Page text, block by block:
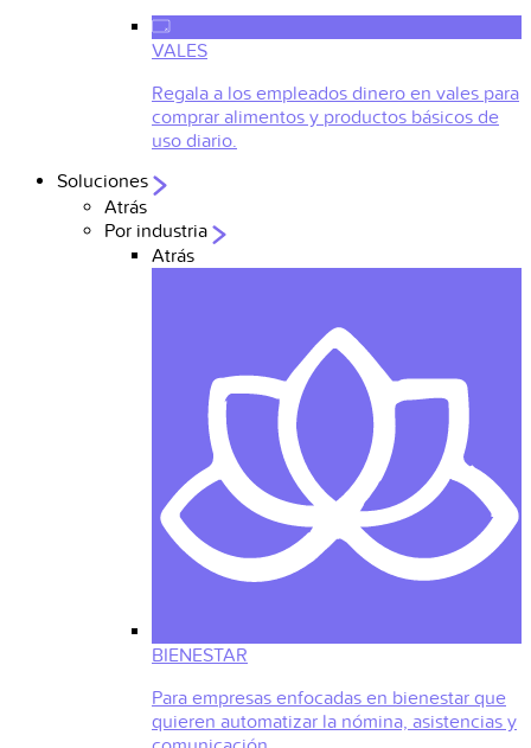
VALES
Regala a los empleados dinero en vales para
comprar alimentos y productos básicos de
uso diario.
Soluciones
Atrás
Por industria
Atrás
BIENESTAR
Para empresas enfocadas en bienestar que
quieren automatizar la nómina, asistencias y